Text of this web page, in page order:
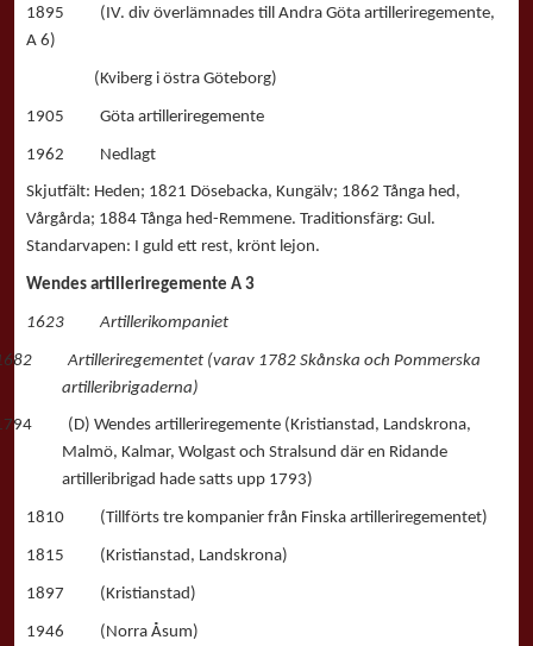
1895 (IV. div överlämnades till Andra Göta artilleriregemente,
A 6)
(Kviberg i östra Göteborg)
1905 Göta artilleriregemente
1962 Nedlagt
Skjutfält: Heden; 1821 Dösebacka, Kungälv; 1862 Tånga hed,
Vårgårda; 1884 Tånga hed-Remmene. Traditionsfärg: Gul.
Standarvapen: I guld ett rest, krönt lejon.
Wendes artilleriregemente A 3
1623 Artillerikompaniet
Artilleriregementet (varav 1782 Skånska och Pommerska
artilleribrigaderna)
(D) Wendes artilleriregemente (Kristianstad, Landskrona,
Malmö, Kalmar, Wolgast och Stralsund där en Ridande
artilleribrigad hade satts upp 1793)
1810 (Tillförts tre kompanier från Finska artilleriregementet)
1815 (Kristianstad, Landskrona)
1897 (Kristianstad)
1946 (Norra Åsum)